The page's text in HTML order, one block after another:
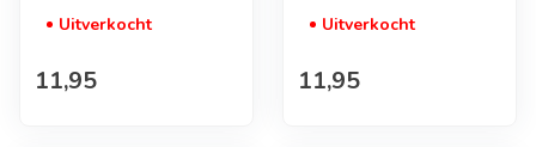
Uitverkocht
Normale prijs
11,95
Uitverkocht
Normale prijs
11,95